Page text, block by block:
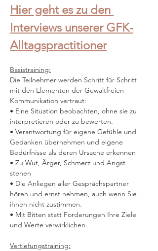
Hier geht es zu den
Interviews unserer GFK-
Alltagspractitioner
Basistraining:
Die Teilnehmer werden Schritt für Schritt
mit den Elementen der Gewaltfreien
Kommunikation vertraut:
• Eine Situation beobachten, ohne sie zu
interpretieren oder zu bewerten.
• Verantwortung für eigene Gefühle und
Gedanken übernehmen und eigene
Bedürfnisse als deren Ursache erkennen
• Zu Wut, Ärger, Schmerz und Angst
stehen
• Die Anliegen aller Gesprächspartner
hören und ernst nehmen, auch wenn Sie
ihnen nicht zustimmen.
• Mit Bitten statt Forderungen Ihre Ziele
und Werte verwirklichen.
Vertiefungstraining: